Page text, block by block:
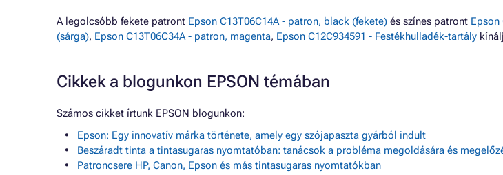
A legolcsóbb fekete patront Epson C13T06C14A - patron, black (fekete) és színes patront Epson
(sárga), Epson C13T06C34A - patron, magenta, Epson C12C934591 - Festékhulladék-tartály
Cikkek a blogunkon EPSON témában
Számos cikket írtunk EPSON blogunkon:
Epson: Egy innovatív márka története, amely egy szójapaszta gyárból indult
Beszáradt tinta a tintasugaras nyomtatóban: tanácsok a probléma megoldására és
Patroncsere HP, Canon, Epson és más tintasugaras nyomtatókban